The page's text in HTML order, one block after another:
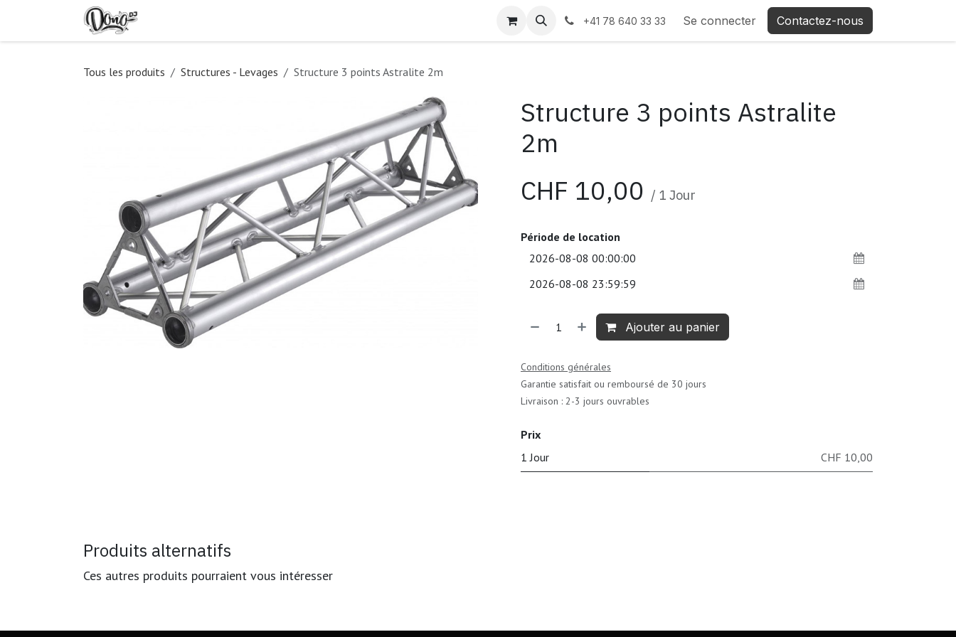
Se rendre au contenu
+41 78 640 33 33 Se connecter Contactez-nous
Tous les produits Structures - Levages Structure 3 points Astralite 2m
Structure 3 points Astralite
2m
CHF 10,00 / 1 Jour
Période de location
Ajouter au panier
Conditions générales
Garantie satisfait ou remboursé de 30 jours
Livraison : 2-3 jours ouvrables
Prix
1 Jour
CHF 10,00
Produits alternatifs
Ces autres produits pourraient vous intéresser